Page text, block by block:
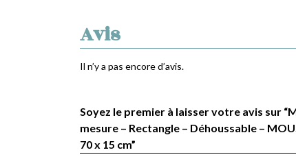
Avis
Il n’y a pas encore d’avis.
Soyez le premier à laisser votre avis sur
mesure – Rectangle – Déhoussable –
70 x 15 cm”